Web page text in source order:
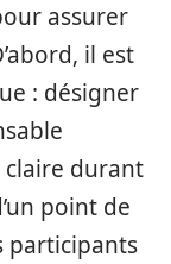
assurer
il est
: désigner
durant
point de
participants